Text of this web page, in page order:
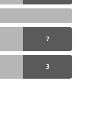
7
GÖNDERI(LER)
3